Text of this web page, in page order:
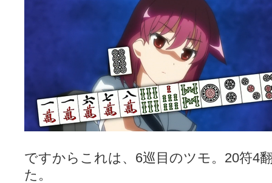
ですからこれは、6巡目のツモ。20符4
た。